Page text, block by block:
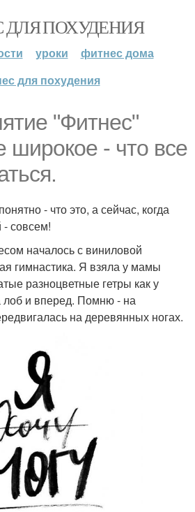
ДЛЯ ПОХУДЕНИЯ
уроки
фитнес дома
для похудения
"Фитнес"
широкое - что все
- что это, а сейчас, когда
- совсем!
началось с виниловой
гимнастика. Я взяла у мамы
разноцветные гетры как у
лоб и вперед. Помню - на
на деревянных ногах.